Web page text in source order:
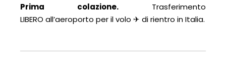
Prima colazione. Trasferimento
LIBERO all’aeroporto per il volo ✈ di rientro in Italia.